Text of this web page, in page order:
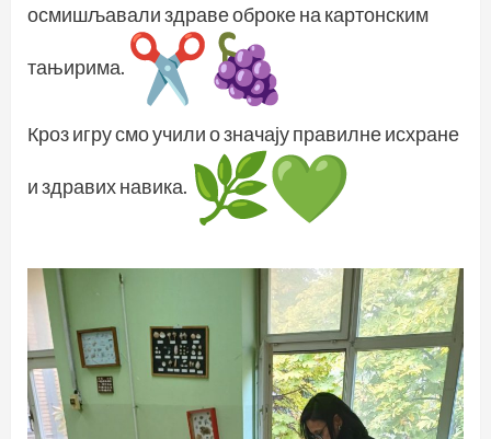
осмишљавали здраве оброке на картонским
тањирима.
Кроз игру смо учили о значају правилне исхране
и здравих навика.